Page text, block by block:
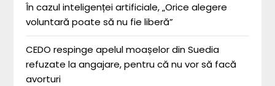
În cazul inteligenței artificiale, „Orice alegere
voluntară poate să nu fie liberă”
CEDO respinge apelul moașelor din Suedia
refuzate la angajare, pentru că nu vor să facă
avorturi